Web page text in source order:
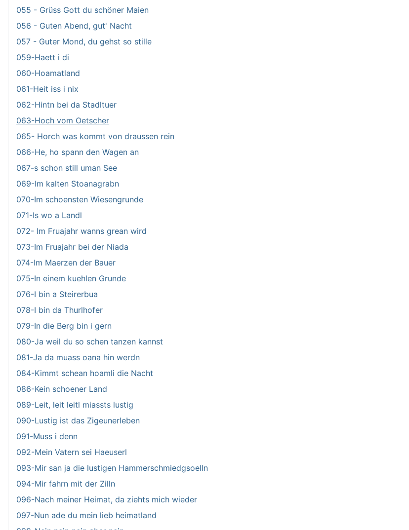
055 - Grüss Gott du schöner Maien
056 - Guten Abend, gut' Nacht
057 - Guter Mond, du gehst so stille
059-Haett i di
060-Hoamatland
061-Heit iss i nix
062-Hintn bei da Stadltuer
063-Hoch vom Oetscher
065- Horch was kommt von draussen rein
066-He, ho spann den Wagen an
067-s schon still uman See
069-Im kalten Stoanagrabn
070-Im schoensten Wiesengrunde
071-Is wo a Landl
072- Im Fruajahr wanns grean wird
073-Im Fruajahr bei der Niada
074-Im Maerzen der Bauer
075-In einem kuehlen Grunde
076-I bin a Steirerbua
078-I bin da Thurlhofer
079-In die Berg bin i gern
080-Ja weil du so schen tanzen kannst
081-Ja da muass oana hin werdn
084-Kimmt schean hoamli die Nacht
086-Kein schoener Land
089-Leit, leit leitl miassts lustig
090-Lustig ist das Zigeunerleben
091-Muss i denn
092-Mein Vatern sei Haeuserl
093-Mir san ja die lustigen Hammerschmiedgsoelln
094-Mir fahrn mit der Zilln
096-Nach meiner Heimat, da ziehts mich wieder
097-Nun ade du mein lieb heimatland